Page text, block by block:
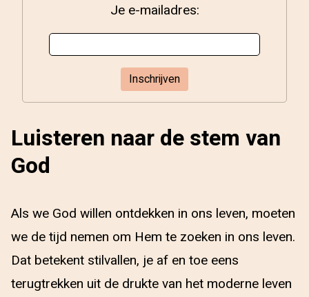
Je e-mailadres:
Luisteren naar de stem van
God
Als we God willen ontdekken in ons leven, moeten
we de tijd nemen om Hem te zoeken in ons leven.
Dat betekent stilvallen, je af en toe eens
terugtrekken uit de drukte van het moderne leven